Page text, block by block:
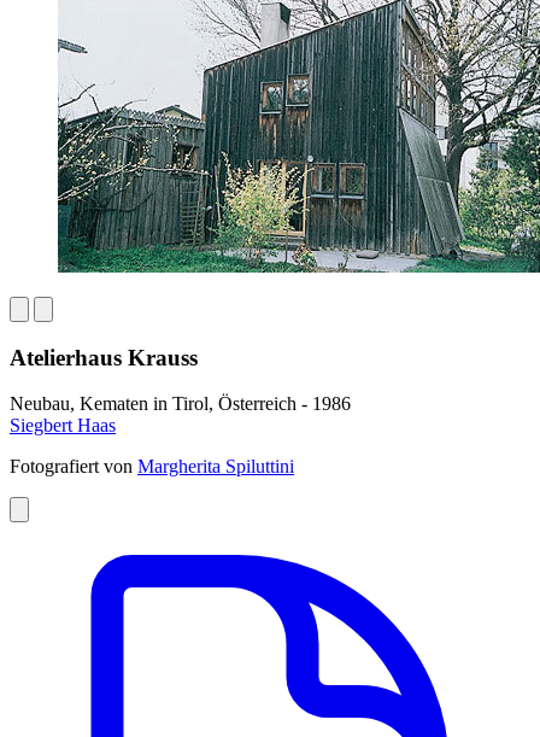
Atelierhaus Krauss
Neubau, Kematen in Tirol, Österreich - 1986
Siegbert Haas
Fotografiert von Margherita Spiluttini